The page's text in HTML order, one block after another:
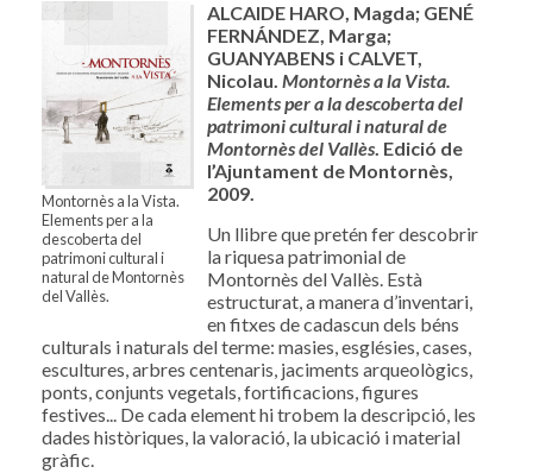
Montornès a la Vista.
Elements per a la
descoberta del
patrimoni cultural i
natural de Montornès
del Vallès.
ALCAIDE HARO, Magda; GENÉ
FERNÁNDEZ, Marga;
GUANYABENS i CALVET,
Nicolau. Montornès a la Vista.
Elements per a la descoberta del
patrimoni cultural i natural de
Montornès del Vallès. Edició de
l’Ajuntament de Montornès,
2009.
Un llibre que pretén fer descobrir
la riquesa patrimonial de
Montornès del Vallès. Està
estructurat, a manera d’inventari,
en fitxes de cadascun dels béns
culturals i naturals del terme: masies, esglésies, cases,
escultures, arbres centenaris, jaciments arqueològics,
ponts, conjunts vegetals, fortificacions, figures
festives... De cada element hi trobem la descripció, les
dades històriques, la valoració, la ubicació i material
gràfic.